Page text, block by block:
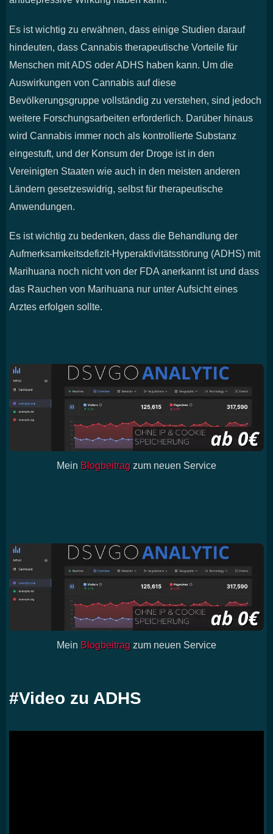
Es ist wichtig zu erwähnen, dass einige Studien darauf
hindeuten, dass Cannabis therapeutische Vorteile für
Menschen mit ADS oder ADHS haben kann. Um die
Auswirkungen von Cannabis auf diese
Bevölkerungsgruppe vollständig zu verstehen, sind jedoch
weitere Forschungsarbeiten erforderlich. Darüber hinaus
wird Cannabis immer noch als kontrollierte Substanz
eingestuft, und der Konsum der Droge ist in den
Vereinigten Staaten wie auch in den meisten anderen
Ländern gesetzeswidrig, selbst für therapeutische
Anwendungen.
Es ist wichtig zu bedenken, dass die Behandlung der
Aufmerksamkeitsdefizit-Hyperaktivitätsstörung (ADHS) mit
Marihuana noch nicht von der FDA anerkannt ist und dass
das Rauchen von Marihuana nur unter Aufsicht eines
Arztes erfolgen sollte.
Mein Blogbeitrag zum neuen Service
Mein Blogbeitrag zum neuen Service
#Video zu ADHS